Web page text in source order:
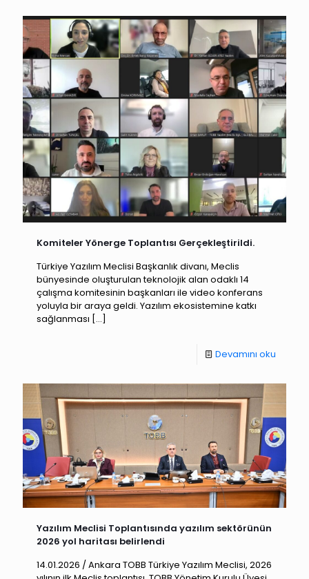
Komiteler Yönerge Toplantısı Gerçekleştirildi.
Türkiye Yazılım Meclisi Başkanlık divanı, Meclis
bünyesinde oluşturulan teknolojik alan odaklı 14
çalışma komitesinin başkanları ile video konferans
yoluyla bir araya geldi.​ Yazılım ekosistemine katkı
sağlanması […]
Devamını oku
Yazılım Meclisi Toplantısında yazılım sektörünün
2026 yol haritası belirlendi
14.01.2026 / Ankara TOBB Türkiye Yazılım Meclisi, 2026